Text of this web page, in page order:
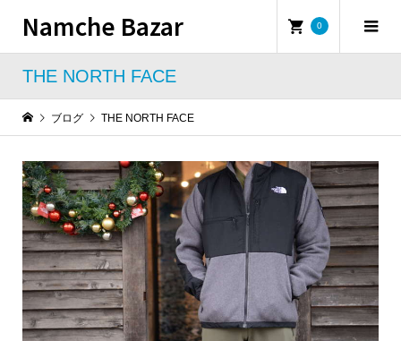
Namche Bazar 0
THE NORTH FACE
ブログ THE NORTH FACE